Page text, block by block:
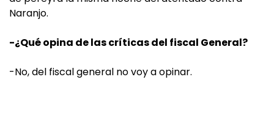
Naranjo.
-¿Qué opina de las críticas del fiscal General?
-No, del fiscal general no voy a opinar.